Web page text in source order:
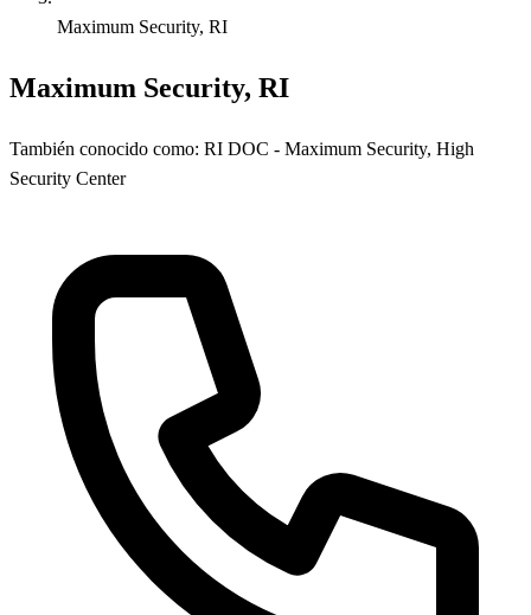
Maximum Security, RI
Maximum Security, RI
También conocido como: RI DOC - Maximum Security, High
Security Center